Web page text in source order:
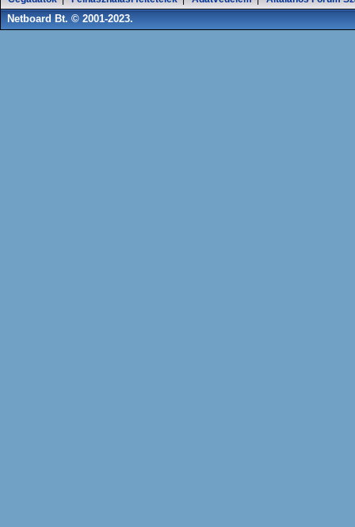
Netboard Bt. © 2001-2023.